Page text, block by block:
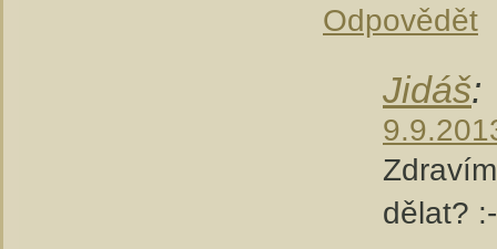
Odpovědět
Jidáš:
dělat?